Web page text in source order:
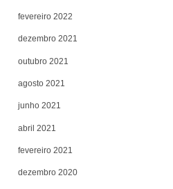
fevereiro 2022
dezembro 2021
outubro 2021
agosto 2021
junho 2021
abril 2021
fevereiro 2021
dezembro 2020